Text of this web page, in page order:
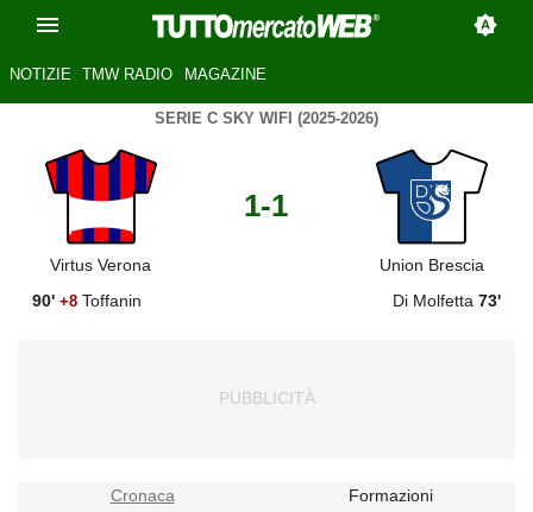
NOTIZIE TMW RADIO MAGAZINE
SERIE C SKY WIFI (2025-2026)
Virtus Verona
1-1
Union Brescia
90' +8 Toffanin Di Molfetta 73'
Cronaca Formazioni